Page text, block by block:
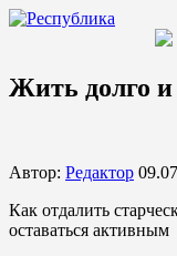
Жить долго и
Автор: Редактор
Как отдалить
оставаться активным